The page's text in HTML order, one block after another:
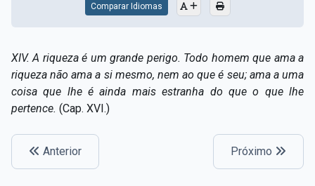
Capítulo XVIII — Muitos os chamados, poucos os
escolhidos
▸
Capítulo XIX — A fé transporta montanhas
Capítulo XX — Os trabalhadores da última hora ▸
Capítulo XXI — Haverá falsos cristos e falsos
Comparar Idiomas
XIV.A riqueza é um grande perigo. Todo homem que ama a
riqueza não ama a si mesmo, nem ao que é seu; ama a uma
coisa que lhe é ainda mais estranha do que o que lhe
pertence. (Cap. XVI.)
Anterior Próximo